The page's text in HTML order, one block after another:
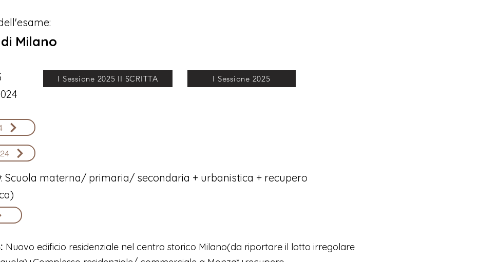
Milano
I Sessione 2025 II SCRITTA I Sessione 2025
: Scuola materna/ primaria/ secondaria + urbanistica + recupero
Nuovo edificio residenziale nel centro storico Milano(da riportare il lotto irregolare